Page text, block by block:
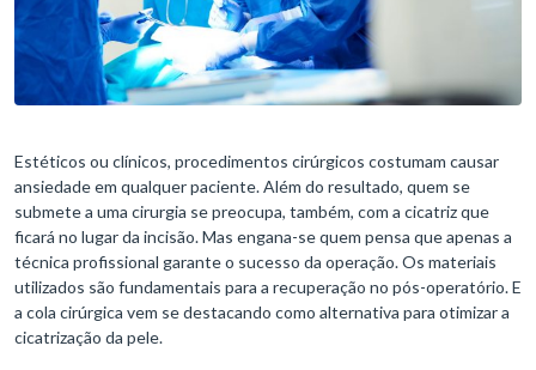
Estéticos ou clínicos, procedimentos cirúrgicos costumam causar
ansiedade em qualquer paciente. Além do resultado, quem se
submete a uma cirurgia se preocupa, também, com a cicatriz que
ficará no lugar da incisão. Mas engana-se quem pensa que apenas a
técnica profissional garante o sucesso da operação. Os materiais
utilizados são fundamentais para a recuperação no pós-operatório. E
a cola cirúrgica vem se destacando como alternativa para otimizar a
cicatrização da pele.